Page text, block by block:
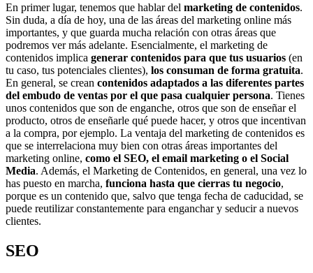
En primer lugar, tenemos que hablar del marketing de contenidos.
Sin duda, a día de hoy, una de las áreas del marketing online más
importantes, y que guarda mucha relación con otras áreas que
podremos ver más adelante. Esencialmente, el marketing de
contenidos implica generar contenidos para que tus usuarios (en
tu caso, tus potenciales clientes), los consuman de forma gratuita.
En general, se crean contenidos adaptados a las diferentes partes
del embudo de ventas por el que pasa cualquier persona. Tienes
unos contenidos que son de enganche, otros que son de enseñar el
producto, otros de enseñarle qué puede hacer, y otros que incentivan
a la compra, por ejemplo. La ventaja del marketing de contenidos es
que se interrelaciona muy bien con otras áreas importantes del
marketing online, como el SEO, el email marketing o el Social
Media. Además, el Marketing de Contenidos, en general, una vez lo
has puesto en marcha, funciona hasta que cierras tu negocio,
porque es un contenido que, salvo que tenga fecha de caducidad, se
puede reutilizar constantemente para enganchar y seducir a nuevos
clientes.
SEO